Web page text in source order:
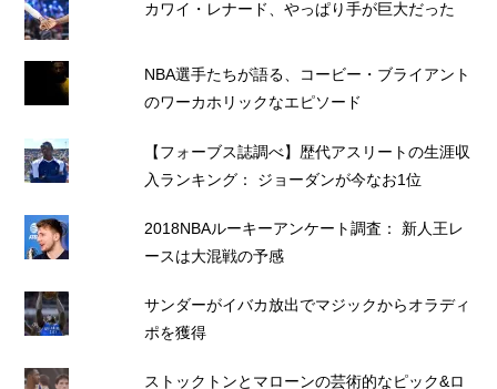
カワイ・レナード、やっぱり手が巨大だった
NBA選手たちが語る、コービー・ブライアント
のワーカホリックなエピソード
【フォーブス誌調べ】歴代アスリートの生涯収
入ランキング： ジョーダンが今なお1位
2018NBAルーキーアンケート調査： 新人王レ
ースは大混戦の予感
サンダーがイバカ放出でマジックからオラディ
ポを獲得
ストックトンとマローンの芸術的なピック&ロ